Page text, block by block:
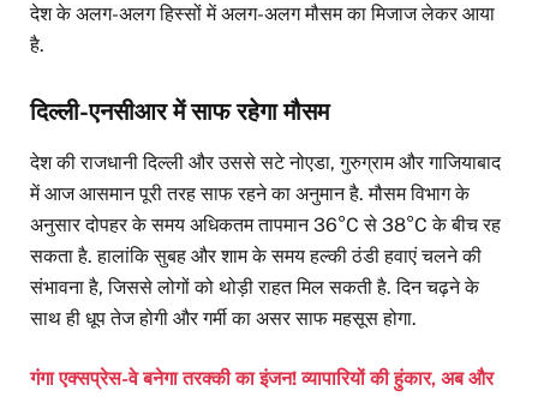
देश के अलग-अलग हिस्सों में अलग-अलग मौसम का मिजाज लेकर आया
है.
दिल्ली-एनसीआर में साफ रहेगा मौसम
देश की राजधानी दिल्ली और उससे सटे नोएडा, गुरुग्राम और गाजियाबाद
में आज आसमान पूरी तरह साफ रहने का अनुमान है. मौसम विभाग के
अनुसार दोपहर के समय अधिकतम तापमान 36°C से 38°C के बीच रह
सकता है. हालांकि सुबह और शाम के समय हल्की ठंडी हवाएं चलने की
संभावना है, जिससे लोगों को थोड़ी राहत मिल सकती है. दिन चढ़ने के
साथ ही धूप तेज होगी और गर्मी का असर साफ महसूस होगा.
गंगा एक्सप्रेस-वे बनेगा तरक्की का इंजन! व्यापारियों की हुंकार, अब और